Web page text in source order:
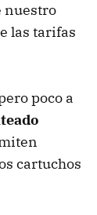
nuestro
las tarifas
poco a
cartuchos